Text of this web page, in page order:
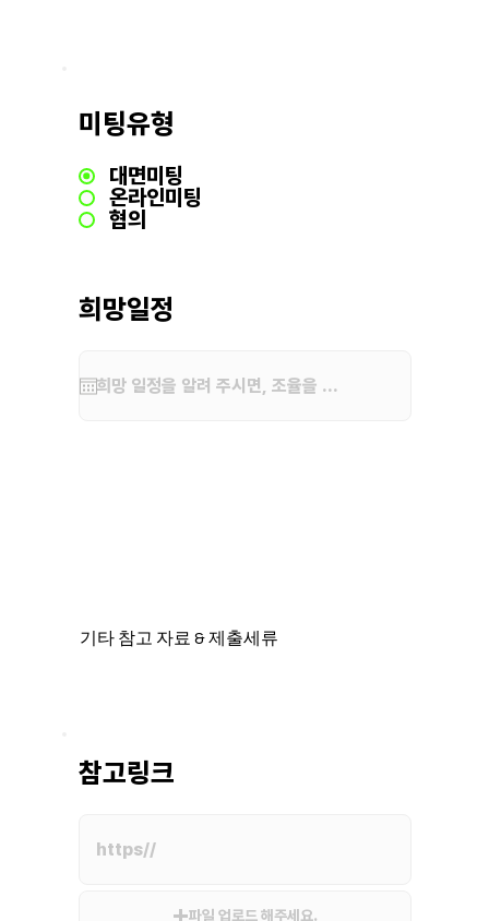
미팅유형
대면미팅
온라인미팅
협의
참고링크
희망일정
기타 참고 자료 & 제출세류
파일 업로드 해주세요.